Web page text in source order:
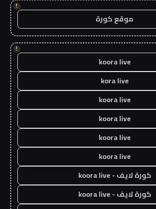
!
موقع كورة
!
koora live
kora live
koora live
koora live
koora live
koora live
كورة لايف - koora live
كورة لايف - koora live